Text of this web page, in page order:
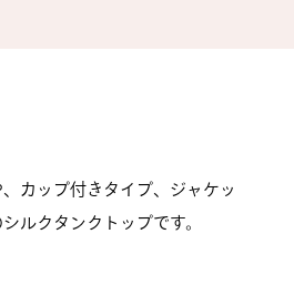
カップ付きタイプ、ジャケッ
ルクタンクトップです。